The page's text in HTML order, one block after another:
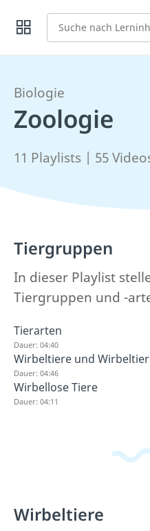
Suche
Biologie
Zoologie
11 Playlists | 55
Tiergruppen
In dieser Playlist
Tiergruppen und -
Tierarten
Dauer: 04:40
Wirbeltiere und
Dauer: 04:46
Wirbellose Tiere
Dauer: 04:11
Wirbeltiere